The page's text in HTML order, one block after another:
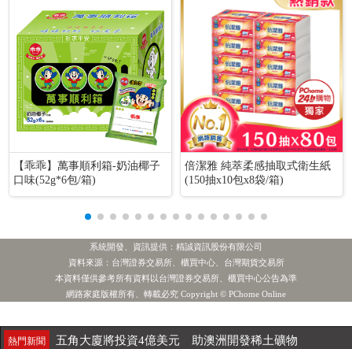
【乖乖】萬事順利箱-奶油椰子
口味(52g*6包/箱)
倍潔雅 純萃柔感抽取式衛生紙
(150抽x10包x8袋/箱)
系統開發、資訊提供：精誠資訊股份有限公司
資料來源：台灣證券交易所、櫃買中心、台灣期貨交易所
本資料僅供參考所有資料以台灣證券交易所、櫃買中心公告為準
網路家庭版權所有、轉載必究 Copyright © PChome Online
熱門新聞 五角大廈將投資4億美元 助澳洲開發稀土礦物